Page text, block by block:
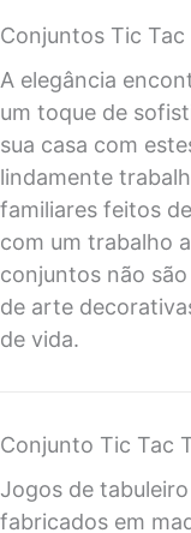
Conjuntos Tic
A elegância
um toque de
sua casa com
lindamente
familiares feitos
com um trabalho
conjuntos não
de arte
de vida.
Conjunto Tic Tac
Jogos de
fabricados em